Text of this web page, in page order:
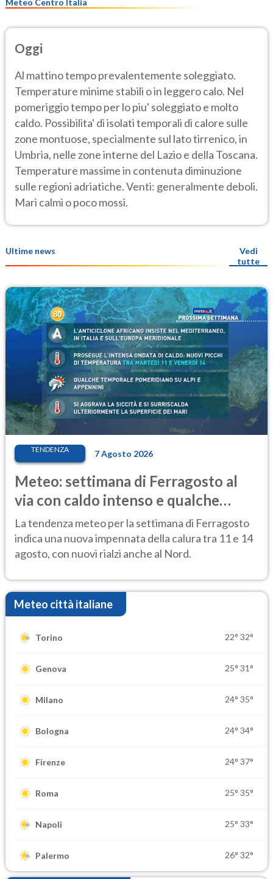
Oggi
Al mattino tempo prevalentemente soleggiato.
Temperature minime stabili o in leggero calo. Nel
pomeriggio tempo per lo piu' soleggiato e molto
caldo. Possibilita' di isolati temporali di calore sulle
zone montuose, specialmente sul lato tirrenico, in
Umbria, nelle zone interne del Lazio e della Toscana.
Temperature massime in contenuta diminuzione
sulle regioni adriatiche. Venti: generalmente deboli.
Mari calmi o poco mossi.
Ultime news
Vedi
tutte
TENDENZA 7 Agosto 2026
Meteo: settimana di Ferragosto al
via con caldo intenso e qualche
temporale
La tendenza meteo per la settimana di Ferragosto
indica una nuova impennata della calura tra 11 e 14
agosto, con nuovi rialzi anche al Nord.
Meteo città italiane
Torino 22° 32°
Genova 25° 31°
Milano 24° 35°
Bologna 24° 34°
Firenze 24° 37°
Roma 25° 35°
Napoli 25° 33°
Palermo 26° 32°